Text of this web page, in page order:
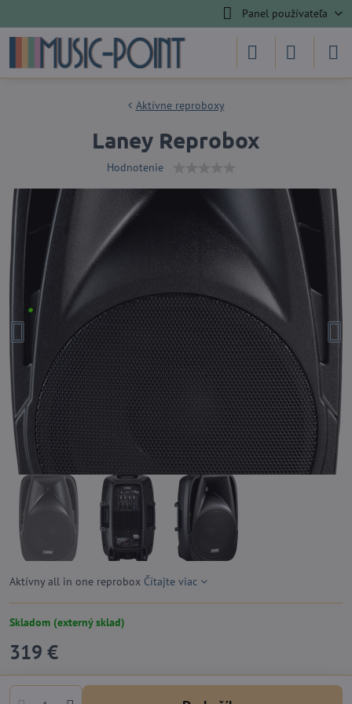
Panel používateľa
Aktívne reproboxy
Laney Reprobox
Hodnotenie
Aktívny all in one reprobox Čítajte viac
Skladom (externý sklad)
319 €